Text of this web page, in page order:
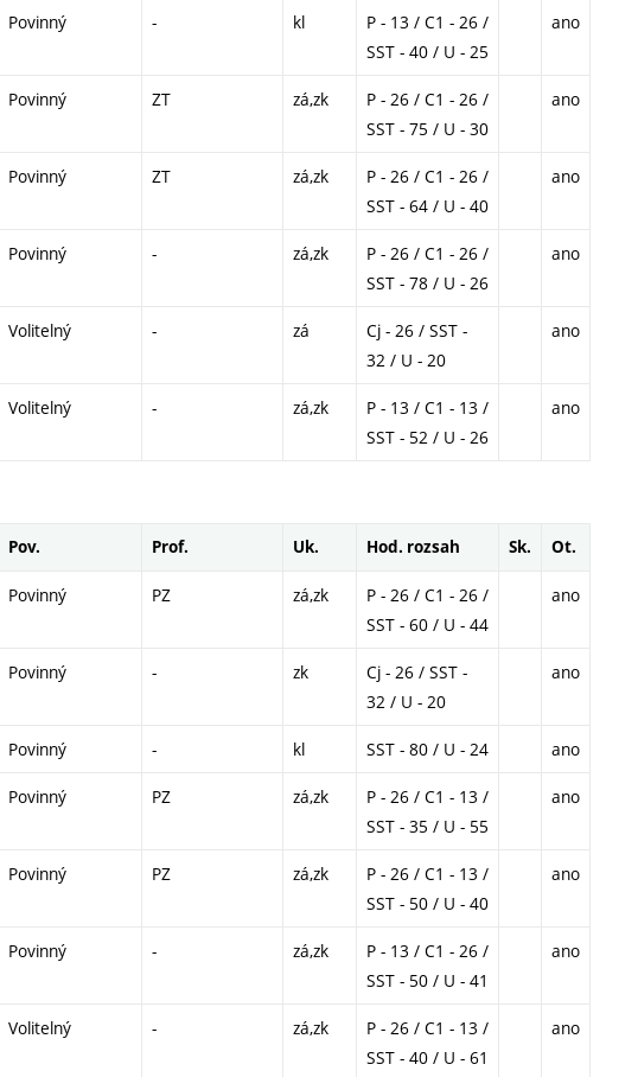
Povinný - kl
P - 13 / C1 - 26 /
SST - 40 / U - 25
ano
Povinný ZT zá,zk
P - 26 / C1 - 26 /
SST - 75 / U - 30
ano
Povinný ZT zá,zk
P - 26 / C1 - 26 /
SST - 64 / U - 40
ano
Povinný - zá,zk
P - 26 / C1 - 26 /
SST - 78 / U - 26
ano
Volitelný - zá
Cj - 26 / SST -
32 / U - 20
ano
Volitelný - zá,zk
P - 13 / C1 - 13 /
SST - 52 / U - 26
ano
Pov. Prof. Uk. Hod. rozsah Sk. Ot.
Povinný PZ zá,zk
P - 26 / C1 - 26 /
SST - 60 / U - 44
ano
Povinný - zk
Cj - 26 / SST -
32 / U - 20
ano
Povinný - kl SST - 80 / U - 24 ano
Povinný PZ zá,zk
P - 26 / C1 - 13 /
SST - 35 / U - 55
ano
Povinný PZ zá,zk
P - 26 / C1 - 13 /
SST - 50 / U - 40
ano
Povinný - zá,zk
P - 13 / C1 - 26 /
SST - 50 / U - 41
ano
Volitelný - zá,zk
P - 26 / C1 - 13 /
SST - 40 / U - 61
ano